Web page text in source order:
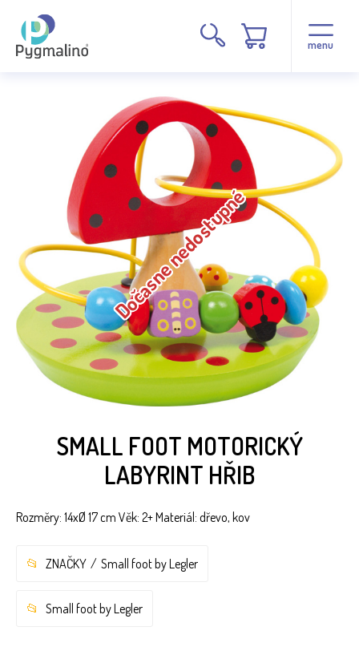
menu
Dočasne nedostupné
SMALL FOOT MOTORICKÝ
LABYRINT HŘIB
Rozměry: 14xØ 17 cm Věk: 2+ Materiál: dřevo, kov
ZNAČKY Small foot by Legler
Small foot by Legler